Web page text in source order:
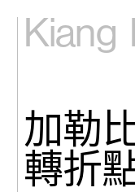
Kiang
藝術家
視頻
新訊
關於我
加勒
轉折